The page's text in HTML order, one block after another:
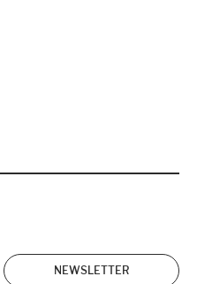
NEWSLETTER